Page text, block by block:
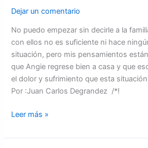
Dejar un comentario
No puedo empezar sin decirle a la
con ellos no es suficiente ni hace
situación, pero mis pensamientos
que Angie regrese bien a casa y que
el dolor y sufrimiento que esta
Por :Juan Carlos Degrandez /*!
Leer más »